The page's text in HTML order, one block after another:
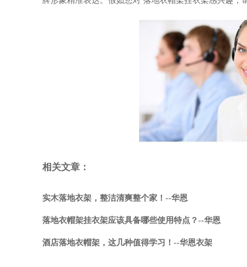
相关文章：
实木落地衣架，整洁清爽整个家！--华恩
落地衣帽架挂衣架应该具备哪些使用特点？--华恩
酒店落地衣帽架，这几种值得学习！--华恩衣架